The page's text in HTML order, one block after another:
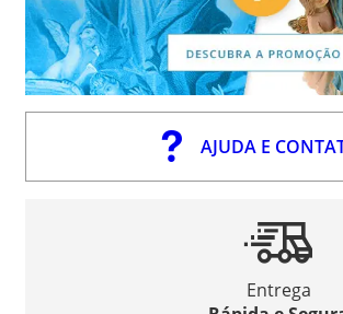
AJUDA E
Entrega